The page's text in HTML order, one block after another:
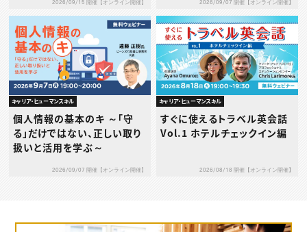
2026/09/15 開催【オンライン開催】 2026/09/07 開催【オンライン開催】
キャリア・ヒューマンスキル
個人情報の基本のキ ～「守
る」だけではない、正しい取り
扱いと活用を学ぶ～
2026/09/07 開催【オンライン開催】
キャリア・ヒューマンスキル
すぐに使えるトラベル英会話
Vol.1 ホテルチェックイン編
2026/08/18 開催【オンライン開催】